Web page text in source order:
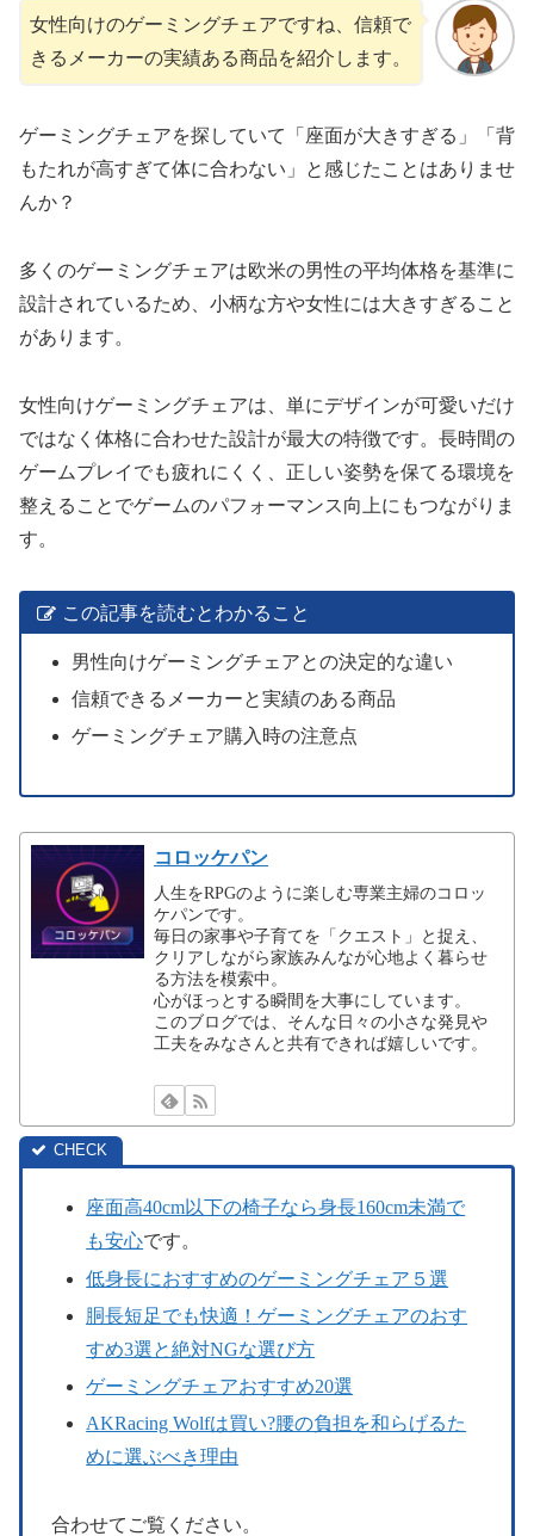
女性向けのゲーミングチェアですね、信頼で
きるメーカーの実績ある商品を紹介します。
ゲーミングチェアを探していて「座面が大きすぎる」「背
もたれが高すぎて体に合わない」と感じたことはありませ
んか？
多くのゲーミングチェアは欧米の男性の平均体格を基準に
設計されているため、小柄な方や女性には大きすぎること
があります。
女性向けゲーミングチェアは、単にデザインが可愛いだけ
ではなく体格に合わせた設計が最大の特徴です。長時間の
ゲームプレイでも疲れにくく、正しい姿勢を保てる環境を
整えることでゲームのパフォーマンス向上にもつながりま
す。
この記事を読むとわかること
男性向けゲーミングチェアとの決定的な違い
信頼できるメーカーと実績のある商品
ゲーミングチェア購入時の注意点
コロッケパン
人生をRPGのように楽しむ専業主婦のコロッ
ケパンです。
毎日の家事や子育てを「クエスト」と捉え、
クリアしながら家族みんなが心地よく暮らせ
る方法を模索中。
心がほっとする瞬間を大事にしています。
このブログでは、そんな日々の小さな発見や
工夫をみなさんと共有できれば嬉しいです。
座面高40cm以下の椅子なら身長160cm未満で
も安心です。
低身長におすすめのゲーミングチェア５選
胴長短足でも快適！ゲーミングチェアのおす
すめ3選と絶対NGな選び方
ゲーミングチェアおすすめ20選
AKRacing Wolfは買い?腰の負担を和らげるた
めに選ぶべき理由
合わせてご覧ください。